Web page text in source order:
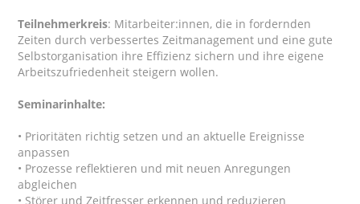
Teilnehmerkreis: Mitarbeiter:innen, die in fordernden
Zeiten durch verbessertes Zeitmanagement und eine gute
Selbstorganisation ihre Effizienz sichern und ihre eigene
Arbeitszufriedenheit steigern wollen.
Seminarinhalte:
• Prioritäten richtig setzen und an aktuelle Ereignisse
anpassen
• Prozesse reflektieren und mit neuen Anregungen
abgleichen
• Störer und Zeitfresser erkennen und reduzieren